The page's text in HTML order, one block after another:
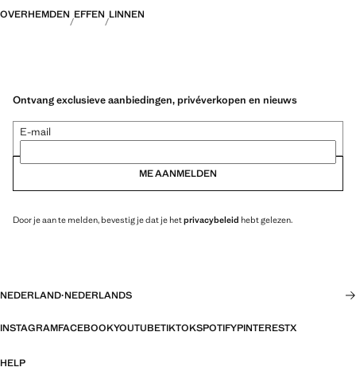
OVERHEMDEN EFFEN LINNEN
Ontvang exclusieve aanbiedingen, privéverkopen en nieuws
E-mail
ME AANMELDEN
Door je aan te melden, bevestig je dat je hetprivacybeleid hebt gelezen.
NEDERLAND·NEDERLANDS
INSTAGRAMFACEBOOKYOUTUBETIKTOKSPOTIFYPINTERESTX
HELP